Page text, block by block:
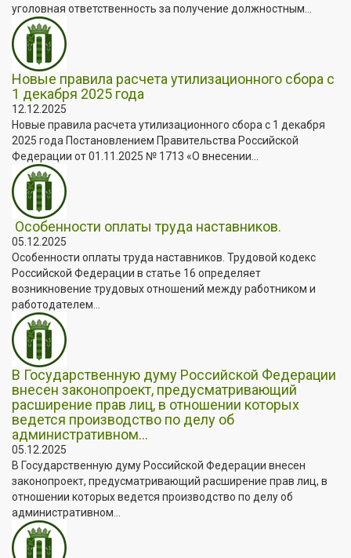
уголовная ответственность за получение должностным...
Новые правила расчета утилизационного сбора с
1 декабря 2025 года
12.12.2025
Новые правила расчета утилизационного сбора с 1 декабря
2025 года Постановлением Правительства Российской
Федерации от 01.11.2025 № 1713 «О внесении...
Особенности оплаты труда наставников.
05.12.2025
Особенности оплаты труда наставников. Трудовой кодекс
Российской Федерации в статье 16 определяет
возникновение трудовых отношений между работником и
работодателем...
В Государственную думу Российской Федерации
внесен законопроект, предусматривающий
расширение прав лиц, в отношении которых
ведется производство по делу об
административном...
05.12.2025
В Государственную думу Российской Федерации внесен
законопроект, предусматривающий расширение прав лиц, в
отношении которых ведется производство по делу об
административном...